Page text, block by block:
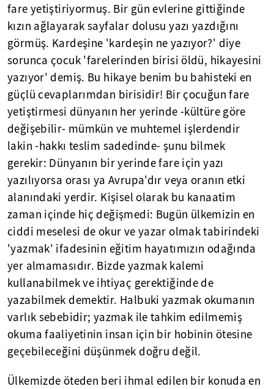
fare yetiştiriyormuş. Bir gün evlerine gittiğinde
kızın ağlayarak sayfalar dolusu yazı yazdığını
görmüş. Kardeşine 'kardeşin ne yazıyor?' diye
sorunca çocuk 'farelerinden birisi öldü, hikayesini
yazıyor' demiş. Bu hikaye benim bu bahisteki en
güçlü cevaplarımdan birisidir! Bir çocuğun fare
yetiştirmesi dünyanın her yerinde -kültüre göre
değişebilir- mümkün ve muhtemel işlerdendir
lakin -hakkı teslim sadedinde- şunu bilmek
gerekir: Dünyanın bir yerinde fare için yazı
yazılıyorsa orası ya Avrupa'dır veya oranın etki
alanındaki yerdir. Kişisel olarak bu kanaatim
zaman içinde hiç değişmedi: Bugün ülkemizin en
ciddi meselesi de okur ve yazar olmak tabirindeki
'yazmak' ifadesinin eğitim hayatımızın odağında
yer almamasıdır. Bizde yazmak kalemi
kullanabilmek ve ihtiyaç gerektiğinde de
yazabilmek demektir. Halbuki yazmak okumanın
varlık sebebidir; yazmak ile tahkim edilmemiş
okuma faaliyetinin insan için bir hobinin ötesine
geçebileceğini düşünmek doğru değil.
Ülkemizde öteden beri ihmal edilen bir konuda en